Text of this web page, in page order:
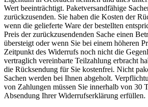
Wert beeinträchtigt. Paketversandfähige
zurückzusenden. Sie haben die Kosten der
wenn die gelieferte Ware der bestellten
Preis der zurückzusendenden Sache einen
übersteigt oder wenn Sie bei einem höheren
Zeitpunkt des Widerrufs noch nicht die
vertraglich vereinbarte Teilzahlung erbracht
die Rücksendung für Sie kostenfrei. Nicht
Sachen werden bei Ihnen abgeholt.
von Zahlungen müssen Sie innerhalb von 30
Absendung Ihrer Widerrufserklärung erfüllen.